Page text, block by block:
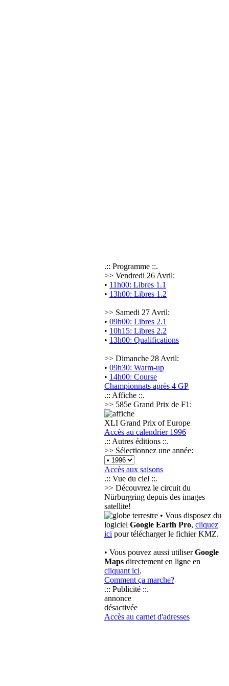
.:: Programme ::.
>> Vendredi 26 Avril:
• 11h00: Libres 1.1
• 13h00: Libres 1.2
>> Samedi 27 Avril:
• 09h00: Libres 2.1
• 10h15: Libres 2.2
• 13h00: Qualifications
>> Dimanche 28 Avril:
• 09h30: Warm-up
• 14h00: Course
Championnats après 4 GP
.:: Affiche ::.
>> 585e Grand Prix de F1:
XLI Grand Prix of Europe
Accès au calendrier 1996
.:: Autres éditions ::.
>> Sélectionnez une année:
Accès aux saisons
.:: Vue du ciel ::.
>> Découvrez le circuit du
Nürburgring depuis des images
satellite!
• Vous disposez du
logiciel Google Earth Pro, cliquez
ici pour télécharger le fichier KMZ.
• Vous pouvez aussi utiliserGoogle
Maps directement en ligne en
cliquant ici.
Comment ça marche?
.:: Publicité ::.
annonce
désactivée
Accès au carnet d'adresses